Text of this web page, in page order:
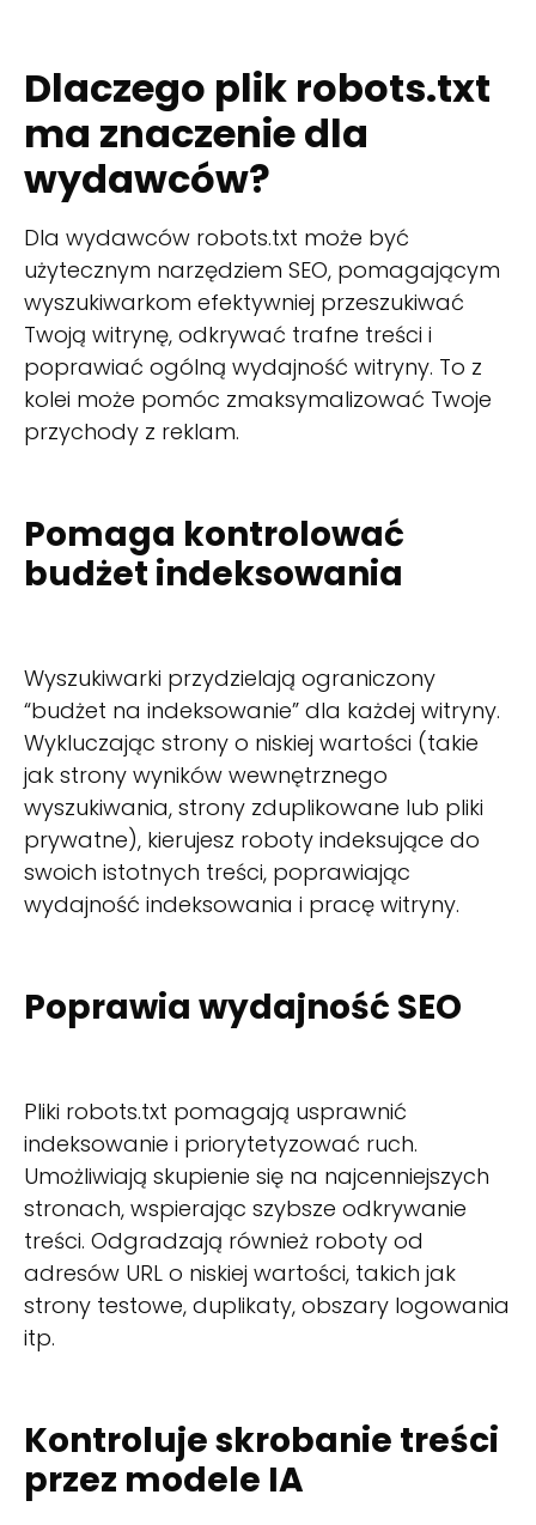
Dlaczego plik robots.txt
ma znaczenie dla
wydawców?
Dla wydawców robots.txt może być
użytecznym narzędziem SEO, pomagającym
wyszukiwarkom efektywniej przeszukiwać
Twoją witrynę, odkrywać trafne treści i
poprawiać ogólną wydajność witryny. To z
kolei może pomóc zmaksymalizować Twoje
przychody z reklam.
Pomaga kontrolować
budżet indeksowania
Wyszukiwarki przydzielają ograniczony
“budżet na indeksowanie” dla każdej witryny.
Wykluczając strony o niskiej wartości (takie
jak strony wyników wewnętrznego
wyszukiwania, strony zduplikowane lub pliki
prywatne), kierujesz roboty indeksujące do
swoich istotnych treści, poprawiając
wydajność indeksowania i pracę witryny.
Poprawia wydajność SEO
Pliki robots.txt pomagają usprawnić
indeksowanie i priorytetyzować ruch.
Umożliwiają skupienie się na najcenniejszych
stronach, wspierając szybsze odkrywanie
treści. Odgradzają również roboty od
adresów URL o niskiej wartości, takich jak
strony testowe, duplikaty, obszary logowania
itp.
Kontroluje skrobanie treści
przez modele IA